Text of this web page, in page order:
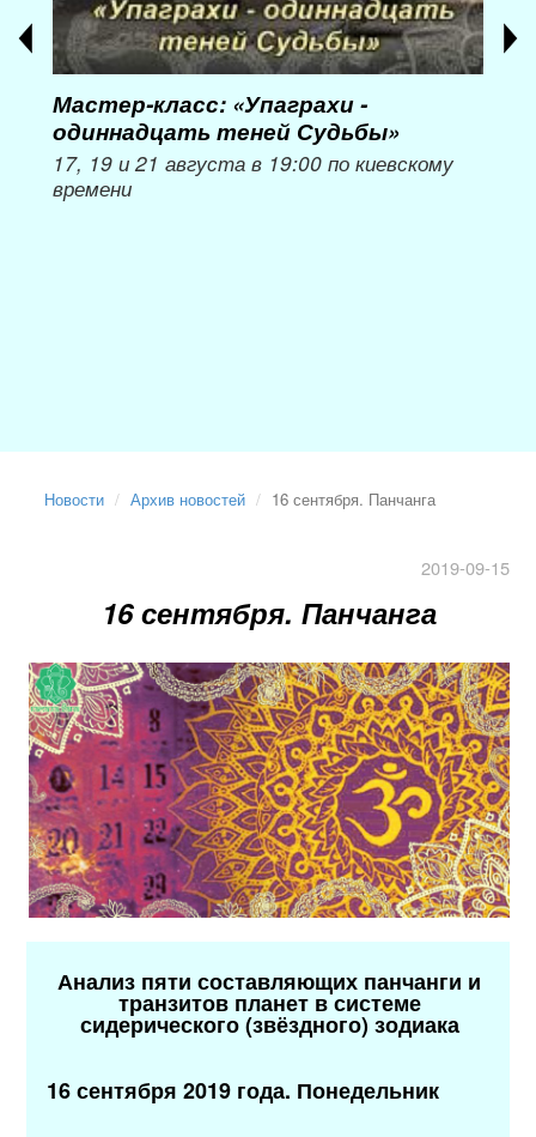
Мастер-класс: «Упаграхи -
одиннадцать теней Судьбы»
17, 19 и 21 августа в 19:00 по киевскому
времени
Новости Архив новостей 16 сентября. Панчанга
2019-09-15
16 сентября. Панчанга
Анализ пяти составляющих панчанги и
транзитов планет в системе
сидерического (звёздного) зодиака
16 сентября 2019 года. Понедельник